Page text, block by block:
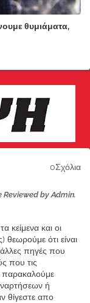
θυμιάματα,
0Σχόλια
by Admin.
κείμενα και οι
ότι είναι
πηγές που
που τις
παρακαλούμε
ή
θίγεστε απο